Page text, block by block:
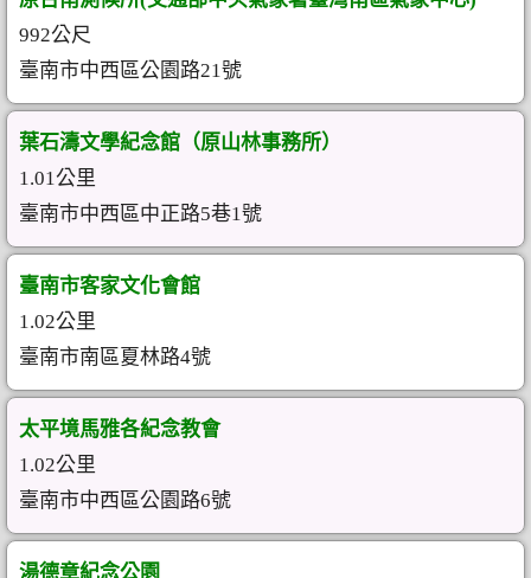
992公尺
臺南市中西區公園路21號
葉石濤文學紀念館（原山林事務所）
1.01公里
臺南市中西區中正路5巷1號
臺南市客家文化會館
1.02公里
臺南市南區夏林路4號
太平境馬雅各紀念教會
1.02公里
臺南市中西區公園路6號
湯德章紀念公園